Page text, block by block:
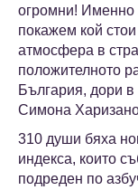
огромни! Именно
покажем кой
атмосфера в
положителното
България, дори
Симона
310 души бяха
индекса, които
подреден по